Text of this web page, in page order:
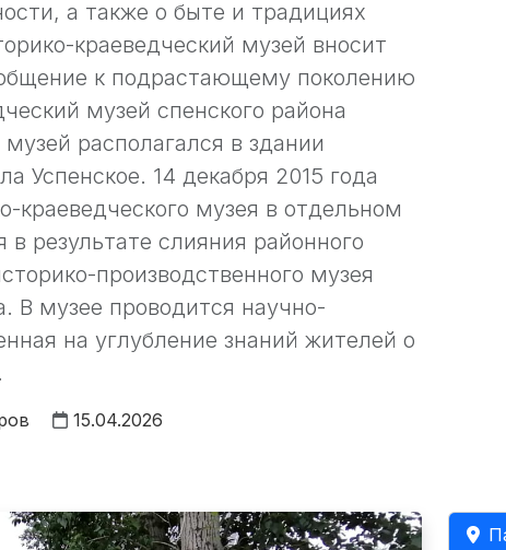
а также о быте и традициях
краеведческий музей вносит
к подрастающему поколению
музей спенского района
располагался в здании
Успенское. 14 декабря 2015 года
музея в отдельном
результате слияния районного
производственного музея
В музее проводится научно-
на углубление знаний жителей о
15.04.2026